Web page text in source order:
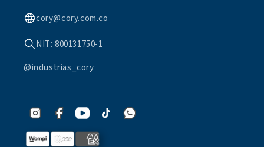
cory@cory.com.co
NIT: 800131750-1
@industrias_cory